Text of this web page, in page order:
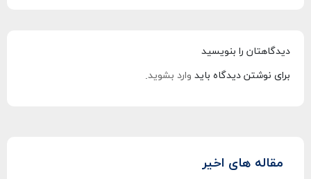
دیدگاهتان را بنویسید
برای نوشتن دیدگاه باید وارد بشوید.
مقاله های اخیر